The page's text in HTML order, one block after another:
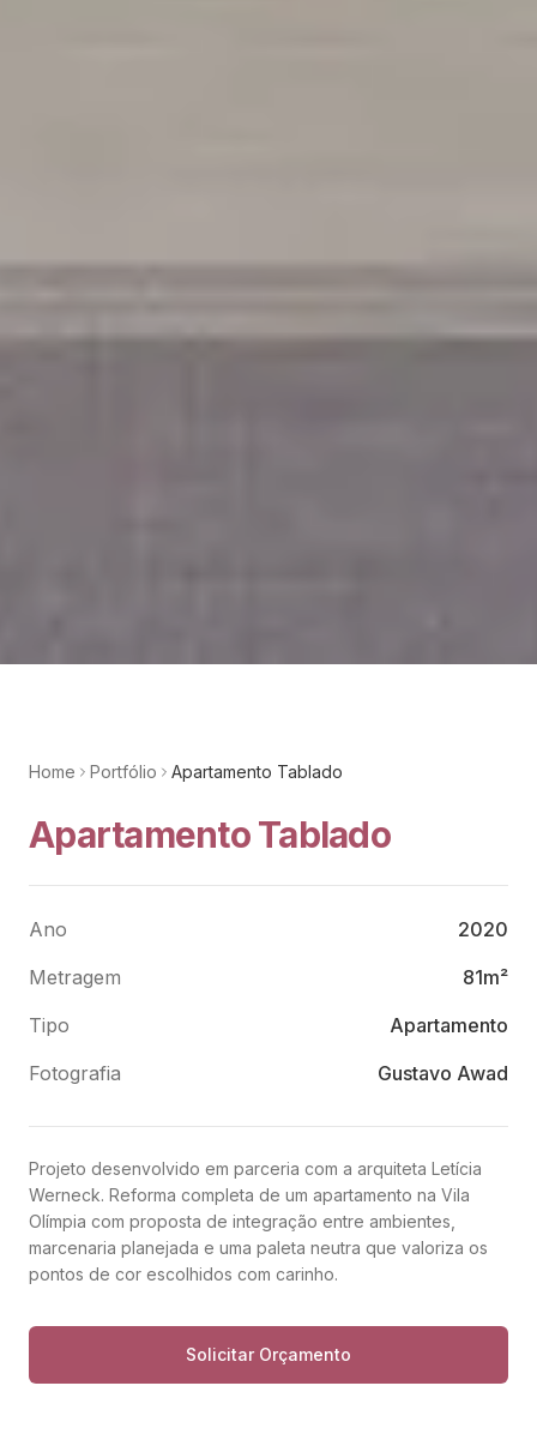
Home Portfólio Apartamento Tablado
Apartamento Tablado
Ano
2020
Metragem
81m²
Tipo
Apartamento
Fotografia
Gustavo Awad
Projeto desenvolvido em parceria com a arquiteta Letícia
Werneck. Reforma completa de um apartamento na Vila
Olímpia com proposta de integração entre ambientes,
marcenaria planejada e uma paleta neutra que valoriza os
pontos de cor escolhidos com carinho.
Solicitar Orçamento